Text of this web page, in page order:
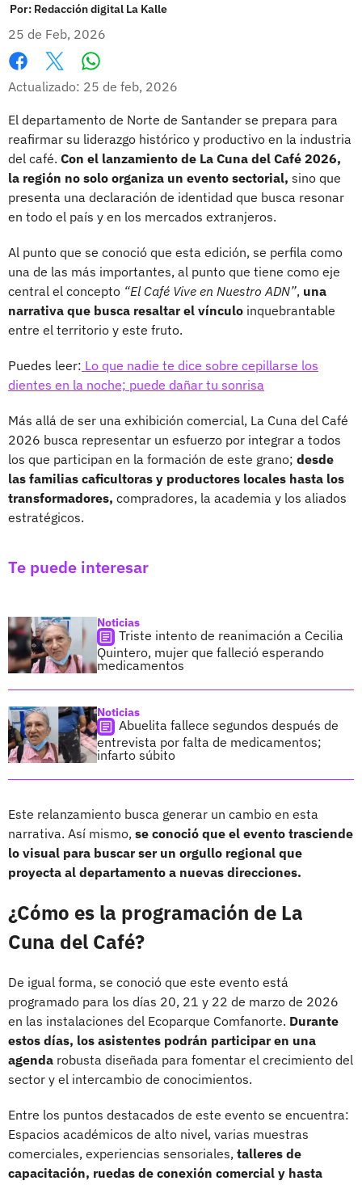
Por: Redacción digital La Kalle
25 de Feb, 2026
Facebook
X
Actualizado: 25 de feb, 2026
El departamento de Norte de Santander se prepara para
reafirmar su liderazgo histórico y productivo en la industria
del café. Con el lanzamiento de La Cuna del Café 2026,
la región no solo organiza un evento sectorial, sino que
presenta una declaración de identidad que busca resonar
en todo el país y en los mercados extranjeros.
Al punto que se conoció que esta edición, se perfila como
una de las más importantes, al punto que tiene como eje
central el concepto “El Café Vive en Nuestro ADN”, una
narrativa que busca resaltar el vínculo inquebrantable
entre el territorio y este fruto.
Puedes leer: Lo que nadie te dice sobre cepillarse los
dientes en la noche; puede dañar tu sonrisa
Más allá de ser una exhibición comercial, La Cuna del Café
2026 busca representar un esfuerzo por integrar a todos
los que participan en la formación de este grano; desde
las familias caficultoras y productores locales hasta los
transformadores, compradores, la academia y los aliados
estratégicos.
Te puede interesar
Noticias
Triste intento de reanimación a Cecilia
Quintero, mujer que falleció esperando
medicamentos
Noticias
Abuelita fallece segundos después de
entrevista por falta de medicamentos;
infarto súbito
Este relanzamiento busca generar un cambio en esta
narrativa. Así mismo, se conoció que el evento trasciende
lo visual para buscar ser un orgullo regional que
proyecta al departamento a nuevas direcciones.
¿Cómo es la programación de La
Cuna del Café?
De igual forma, se conoció que este evento está
programado para los días 20, 21 y 22 de marzo de 2026
en las instalaciones del Ecoparque Comfanorte. Durante
estos días, los asistentes podrán participar en una
agenda robusta diseñada para fomentar el crecimiento del
sector y el intercambio de conocimientos.
Entre los puntos destacados de este evento se encuentra:
Espacios académicos de alto nivel, varias muestras
comerciales, experiencias sensoriales, talleres de
capacitación, ruedas de conexión comercial y hasta